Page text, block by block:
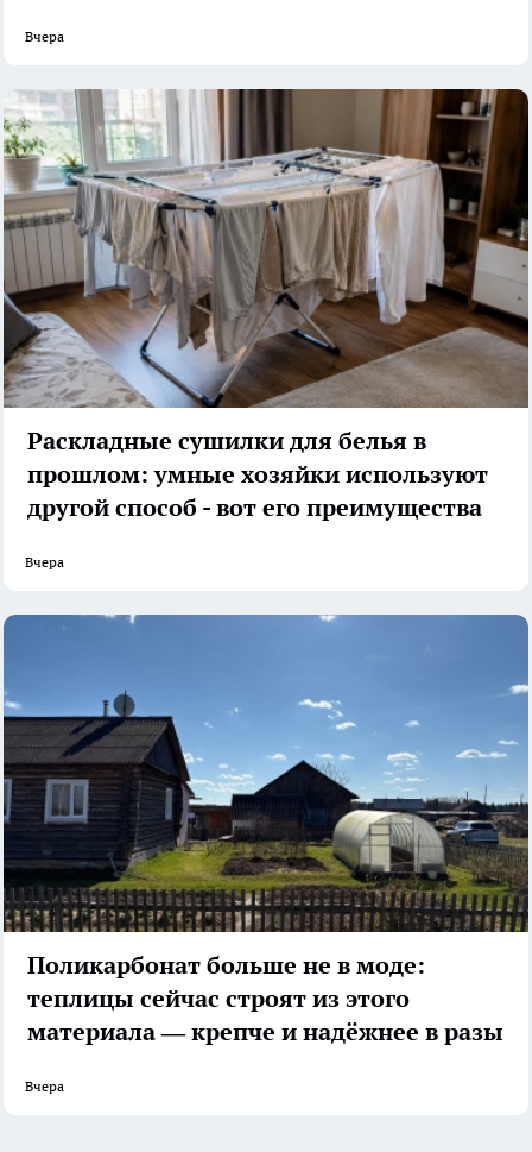
Вчера
Раскладные сушилки для белья в
прошлом: умные хозяйки используют
другой способ - вот его преимущества
Вчера
Поликарбонат больше не в моде:
теплицы сейчас строят из этого
материала — крепче и надёжнее в разы
Вчера